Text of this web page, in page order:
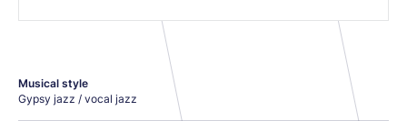
Musical style
Gypsy jazz / vocal jazz